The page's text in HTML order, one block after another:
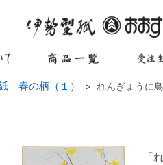
春の柄（１） れんぎょうに鳥
「